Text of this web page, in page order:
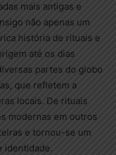
mais antigas e
não apenas um
história de rituais e
até os dias
partes do globo
que refletem a
locais. De rituais
modernas em outros
e tornou-se um
identidade.